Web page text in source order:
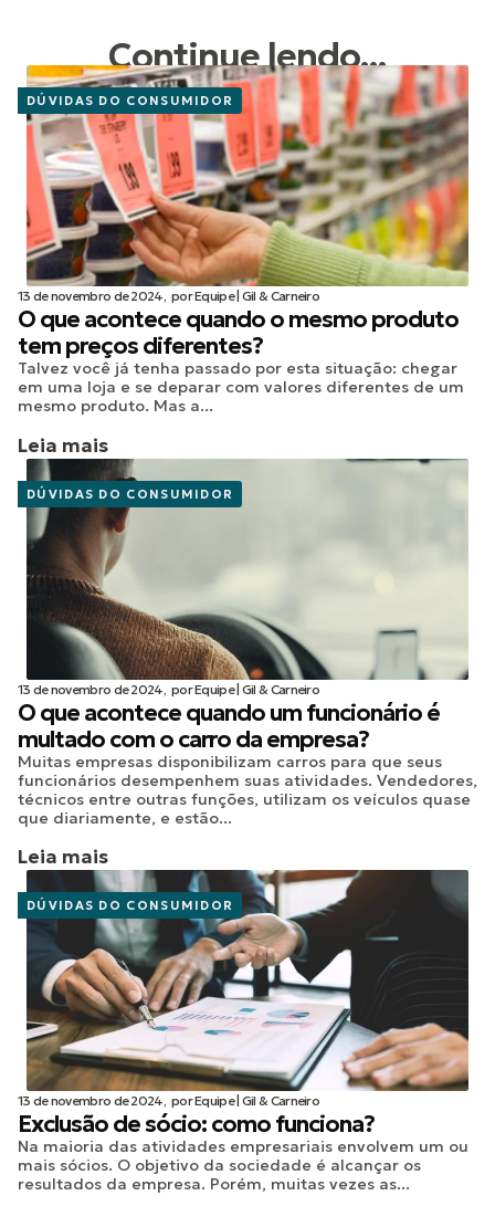
Continue lendo...
DÚVIDAS DO CONSUMIDOR
13 de novembro de 2024, porEquipe | Gil & Carneiro
O que acontece quando o mesmo produto
tem preços diferentes?
Talvez você já tenha passado por esta situação: chegar
em uma loja e se deparar com valores diferentes de um
mesmo produto. Mas a...
Leia mais
DÚVIDAS DO CONSUMIDOR
13 de novembro de 2024, porEquipe | Gil & Carneiro
O que acontece quando um funcionário é
multado com o carro da empresa?
Muitas empresas disponibilizam carros para que seus
funcionários desempenhem suas atividades. Vendedores,
técnicos entre outras funções, utilizam os veículos quase
que diariamente, e estão...
Leia mais
DÚVIDAS DO CONSUMIDOR
13 de novembro de 2024, porEquipe | Gil & Carneiro
Exclusão de sócio: como funciona?
Na maioria das atividades empresariais envolvem um ou
mais sócios. O objetivo da sociedade é alcançar os
resultados da empresa. Porém, muitas vezes as...